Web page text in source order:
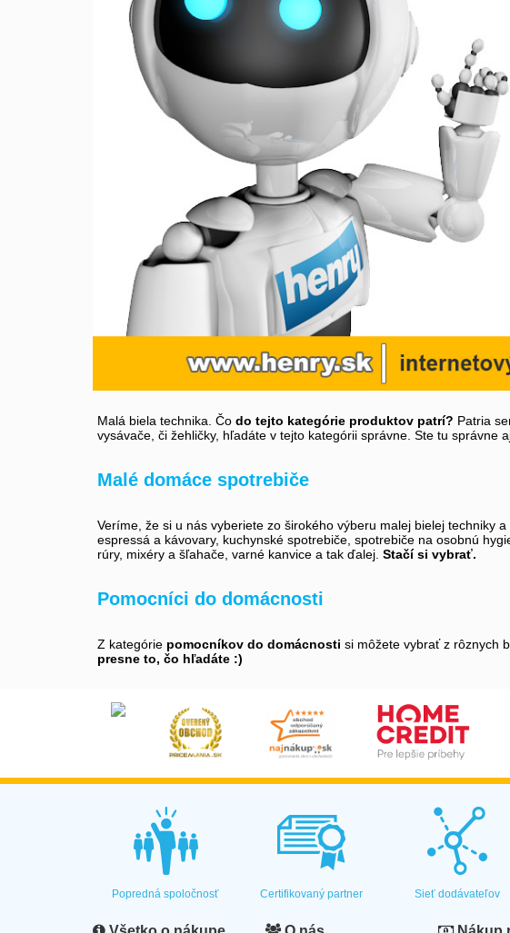
Malá biela technika. Čo do tejto kategórie produktov patrí? Patria
vysávače, či žehličky, hľadáte v tejto kategórii správne. Ste tu
Malé domáce spotrebiče
Veríme, že si u nás vyberiete zo širokého výberu malej bielej techniky
espressá a kávovary, kuchynské spotrebiče, spotrebiče na osobnú
rúry, mixéry a šľahače, varné kanvice a tak ďalej. Stačí si vybrať.
Pomocníci do domácnosti
Z kategórie pomocníkov do domácnosti si môžete vybrať z rôznych
presne to, čo hľadáte :)
Popredná spoločnosť Certifikovaný partner Sieť dodávateľov